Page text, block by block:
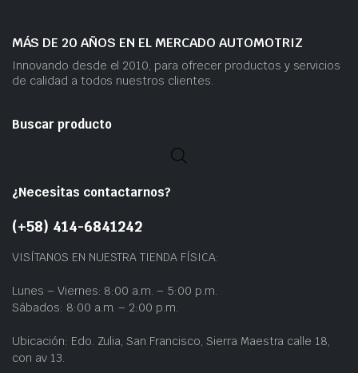
MÁS DE 20 AÑOS EN EL MERCADO AUTOMOTRIZ
Innovando desde el 2010, para ofrecer productos y servicios
de calidad a todos nuestros clientes.
Buscar producto
¿Necesitas contactarnos?
(+58) 414-6841242
VISÍTANOS EN NUESTRA TIENDA FÍSICA:
Lunes – Viernes: 8:00 a.m. – 5:00 p.m.
Sábados: 8:00 a.m. – 2:00 p.m.
Ubicación: Edo. Zulia, San Francisco, Sierra Maestra calle 18,
con av 13.